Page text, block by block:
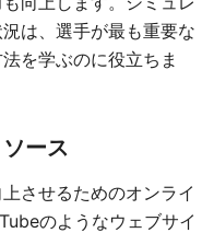
は、選手が最も重要な
を学ぶのに役立ちま
ース
させるためのオンライ
のようなウェブサイ